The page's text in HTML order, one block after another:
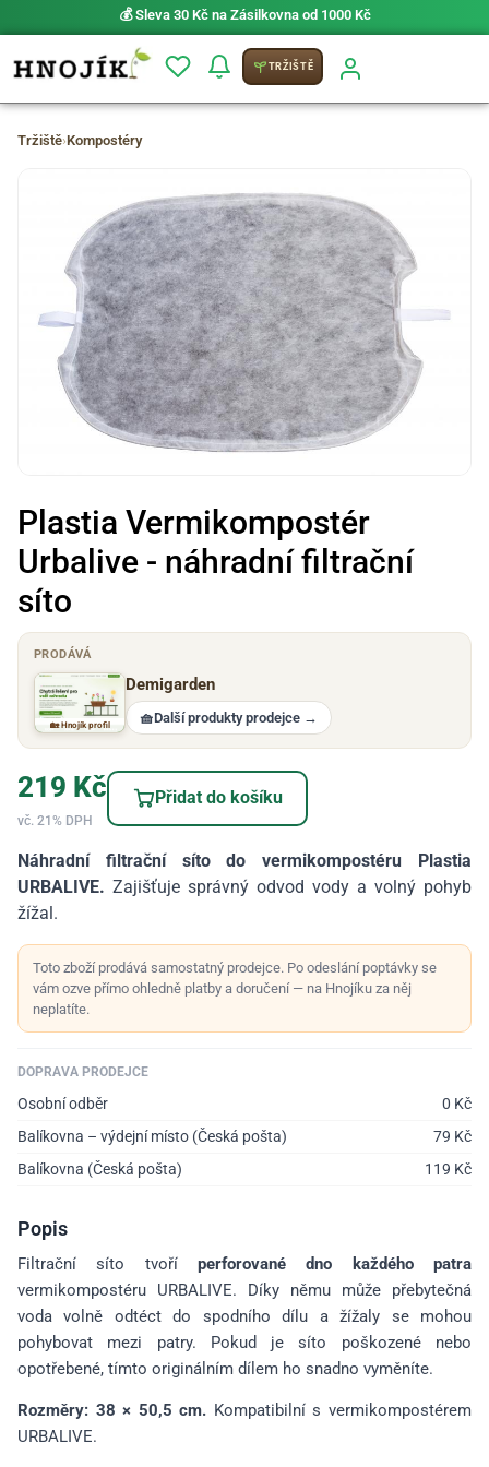
💰 Sleva 30 Kč na Zásilkovna od 1000 Kč
TRŽIŠTĚ
Tržiště›Kompostéry
Plastia Vermikompostér
Urbalive - náhradní filtrační
síto
PRODÁVÁ
🏡 Hnojík profil
Demigarden
🧺Další produkty prodejce →
219 Kč
vč. 21% DPH
Přidat do košíku
Náhradní filtrační síto do vermikompostéru Plastia
URBALIVE. Zajišťuje správný odvod vody a volný pohyb
žížal.
Toto zboží prodává samostatný prodejce. Po odeslání poptávky se
vám ozve přímo ohledně platby a doručení — na Hnojíku za něj
neplatíte.
DOPRAVA PRODEJCE
Osobní odběr 0 Kč
Balíkovna – výdejní místo (Česká pošta)
79 Kč
Balíkovna (Česká pošta)
119 Kč
Popis
Filtrační síto tvoří perforované dno každého patra
vermikompostéru URBALIVE. Díky němu může přebytečná
voda volně odtéct do spodního dílu a žížaly se mohou
pohybovat mezi patry. Pokud je síto poškozené nebo
opotřebené, tímto originálním dílem ho snadno vyměníte.
Rozměry: 38 × 50,5 cm. Kompatibilní s vermikompostérem
URBALIVE.